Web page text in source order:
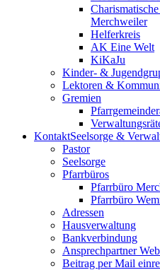
Merchweiler
Helferkreis
AK Eine Welt
KiKaJu
Kinder- &
Lektoren &
Gremien
KontaktSeelsorge &
Pastor
Seelsorge
Pfarrbüros
Pfarrbüro
Pfarrbüro
Adressen
Hausverwaltung
Bankverbindung
Ansprechpartner
Beitrag per Mail